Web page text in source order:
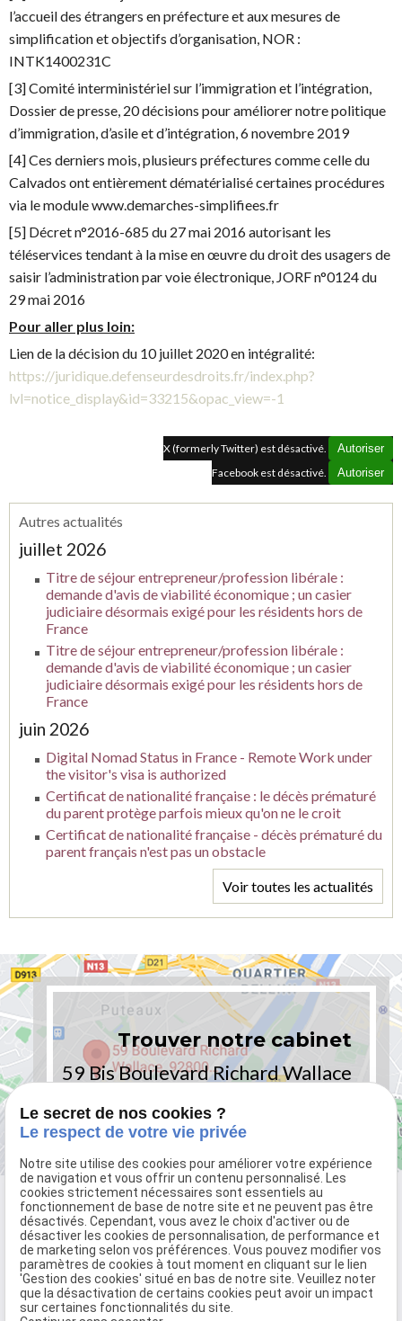
l’accueil des étrangers en préfecture et aux mesures de
simplification et objectifs d’organisation, NOR :
INTK1400231C
[3] Comité interministériel sur l’immigration et l’intégration,
Dossier de presse, 20 décisions pour améliorer notre politique
d’immigration, d’asile et d’intégration, 6 novembre 2019
[4] Ces derniers mois, plusieurs préfectures comme celle du
Calvados ont entièrement dématérialisé certaines procédures
via le module www.demarches-simplifiees.fr
[5] Décret n°2016-685 du 27 mai 2016 autorisant les
téléservices tendant à la mise en œuvre du droit des usagers de
saisir l’administration par voie électronique, JORF n°0124 du
29 mai 2016
Pour aller plus loin:
Lien de la décision du 10 juillet 2020 en intégralité:
https://juridique.defenseurdesdroits.fr/index.php?
lvl=notice_display&id=33215&opac_view=-1
X (formerly Twitter) est désactivé.
Autoriser
Facebook est désactivé.
Autoriser
Autres actualités
juillet 2026
Titre de séjour entrepreneur/profession libérale :
demande d'avis de viabilité économique ; un casier
judiciaire désormais exigé pour les résidents hors de
France
Titre de séjour entrepreneur/profession libérale :
demande d'avis de viabilité économique ; un casier
judiciaire désormais exigé pour les résidents hors de
France
juin 2026
Digital Nomad Status in France - Remote Work under
the visitor's visa is authorized
Certificat de nationalité française : le décès prématuré
du parent protège parfois mieux qu'on ne le croit
Certificat de nationalité française - décès prématuré du
parent français n'est pas un obstacle
Voir toutes les actualités
Trouver notre cabinet
59 Bis Boulevard Richard Wallace
59 Bis Boulevard Richard Wallace
Le secret de nos cookies ?
Le respect de votre vie privée
Notre site utilise des cookies pour améliorer votre expérience
de navigation et vous offrir un contenu personnalisé. Les
cookies strictement nécessaires sont essentiels au
fonctionnement de base de notre site et ne peuvent pas être
désactivés. Cependant, vous avez le choix d'activer ou de
désactiver les cookies de personnalisation, de performance et
de marketing selon vos préférences. Vous pouvez modifier vos
paramètres de cookies à tout moment en cliquant sur le lien
'Gestion des cookies' situé en bas de notre site. Veuillez noter
que la désactivation de certains cookies peut avoir un impact
sur certaines fonctionnalités du site.